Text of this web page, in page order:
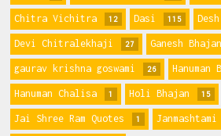
Chitra Vichitra 12 Dasi 115
Devi Chitralekhaji 27 Ganesh
gaurav krishna goswami 26 Hanuman
Hanuman Chalisa 1 Holi Bhajan 15
Jai Shree Ram Quotes 1 Janmashtami